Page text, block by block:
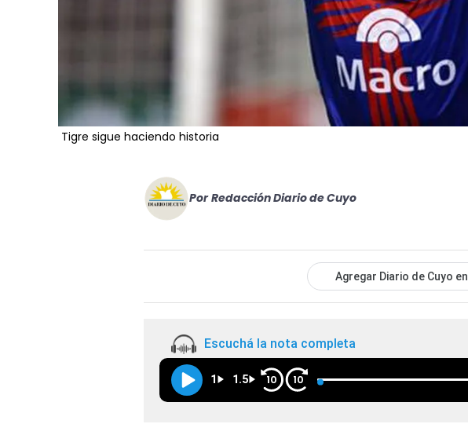
Tigre sigue haciendo historia
Por Redacción Diario de Cuyo
Agregar Diario de Cuyo en
Escuchá la nota completa
1 1.5 10 10